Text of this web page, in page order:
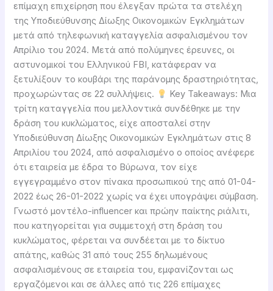
επίμαχη επιχείρηση που έλεγξαν πρώτα τα στελέχη
της Υποδιεύθυνσης Δίωξης Οικονομικών Εγκλημάτων
μετά από τηλεφωνική καταγγελία ασφαλισμένου τον
Απρίλιο του 2024. Μετά από πολύμηνες έρευνες, οι
αστυνομικοί του Ελληνικού FBI, κατάφεραν να
ξετυλίξουν το κουβάρι της παράνομης δραστηριότητας,
προχωρώντας σε 22 συλλήψεις.
Key Takeaways: Μια
τρίτη καταγγελία που μελλοντικά συνδέθηκε με την
δράση του κυκλώματος, είχε αποσταλεί στην
Υποδιεύθυνση Δίωξης Οικονομικών Εγκλημάτων στις 8
Απριλίου του 2024, από ασφαλισμένο ο οποίος ανέφερε
ότι εταιρεία με έδρα το Βύρωνα, τον είχε
εγγεγραμμένο στον πίνακα προσωπικού της από 01-04-
2022 έως 26-01-2022 χωρίς να έχει υπογράψει σύμβαση.
Γνωστό μοντέλο-influencer και πρώην παίκτης ριάλιτι,
που κατηγορείται για συμμετοχή στη δράση του
κυκλώματος, φέρεται να συνδέεται με το δίκτυο
απάτης, καθώς 31 από τους 255 δηλωμένους
ασφαλισμένους σε εταιρεία του, εμφανίζονται ως
εργαζόμενοι και σε άλλες από τις 226 επίμαχες